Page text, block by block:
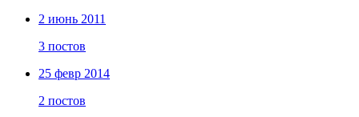
2 июнь 2011
3 постов
25 февр 2014
2 постов